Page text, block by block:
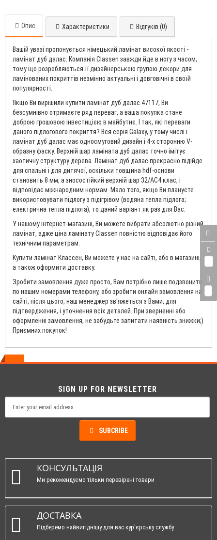
Опис Характеристики Відгуків (0)
Вашій увазі пропонується німецький ламінат високої якості -
ламінат дуб далас. Компанія Classen завжди йде в ногу з часом,
тому що розробляються її дизайнерською групою декори для
ламінованих покриттів незмінно актуальні і довговічні в своїй
популярності.
Якщо Ви вирішили купити ламінат дуб далас 47117, Ви
безсумнівно отримаєте ряд переваг, а ваша покупка стане
доброю грошовою інвестицією в майбутнє. І так, які переваги
даного підлогового покриття? Вся серія Galaxy, у тому числі і
ламінат дуб далас має односмуговий дизайн і 4-х сторонню V-
образну фаску. Верхній шар ламіната дуб далас точно імітує
хаотичну структуру дерева. Ламінат дуб далас прекрасно підійде
для спальні і для дитячої, оскільки товщина hdf-основи
становить 8 мм, а зносостійкий верхній шар 32/AC4 клас, і
відповідає міжнародним нормам. Мало того, якщо Ви плануєте
використовувати підлогу з підігрівом (водяна тепла підлога;
електрична тепла підлога), то даний варіант як раз для Вас.
У нашому інтернет-магазині, Ви можете вибрати абсолютно різний
ламінат, адже ціна ламінату Classen повністю відповідає його
технічним параметрам.
Купити ламінат Классен, Ви можете у нас на сайті, або в магазині,
а також оформити доставку.
Зробити замовлення дуже просто, Вам потрібно лише подзвонити
по нашим номерами телефону, або зробити онлайн замовлення на
сайті, після цього, наш менеджер зв'яжеться з Вами, для
підтвердження, і уточнення всіх деталей. При зверненні або
оформленні замовлення, не забудьте запитати наявність знижки;)
Приємних покупок!
SIGN UP FOR NEWSLETTER
SUBCRIBE
КОНСУЛЬТАЦІЯ
Ми рекомендуємо тільки перевірені товари
ДОСТАВКА
Підберемо найвигіднішу для вас кур'єрську службу